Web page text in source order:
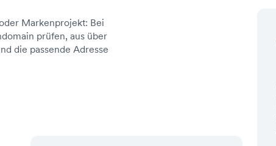
Markenprojekt: Bei
prüfen, aus über
die passende Adresse